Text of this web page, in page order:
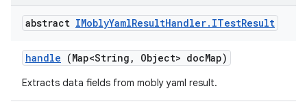
abstract IMoblyYamlResultHandler. ITestResult
handle (Map<String , Object> docMap)
Extracts data fields from mobly yaml result.